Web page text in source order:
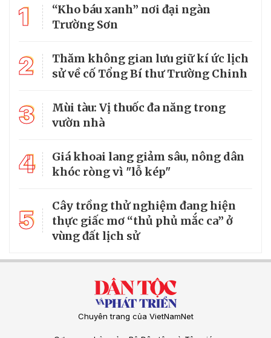
1
“Kho báu xanh” nơi đại ngàn
Trường Sơn
2
Thăm không gian lưu giữ kí ức lịch
sử về cố Tổng Bí thư Trường Chinh
3
Mùi tàu: Vị thuốc đa năng trong
vườn nhà
4
Giá khoai lang giảm sâu, nông dân
khóc ròng vì "lỗ kép"
5
Cây trồng thử nghiệm đang hiện
thực giấc mơ “thủ phủ mắc ca” ở
vùng đất lịch sử
Chuyên trang của VietNamNet